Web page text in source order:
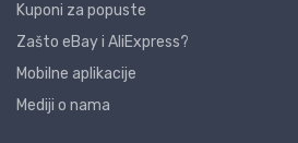
Kuponi za popuste
Zašto eBay i AliExpress?
Mobilne aplikacije
Mediji o nama